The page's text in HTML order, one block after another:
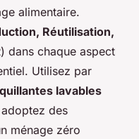
alimentaire.
Réutilisation,
dans chaque aspect
Utilisez par
lavables
des
ménage zéro